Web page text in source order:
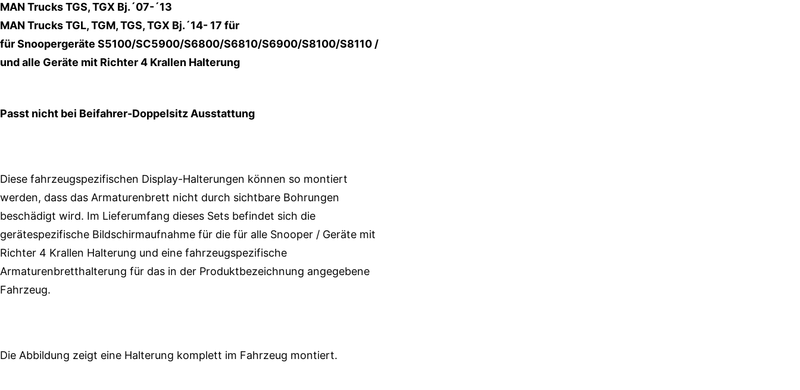
MAN Trucks TGS, TGX Bj.´07-´13
MAN Trucks TGL, TGM, TGS, TGX Bj.´14- 17 für
fürSnoopergeräte S5100/SC5900/S6800/S6810/S6900/S8100/S8110 /
und alle Geräte mit Richter 4 Krallen Halterung
Passt nicht bei Beifahrer-Doppelsitz Ausstattung
Diese fahrzeugspezifischen Display-Halterungen können so montiert
werden, dass das Armaturenbrett nicht durch sichtbare Bohrungen
beschädigt wird. Im Lieferumfang dieses Sets befindet sich die
gerätespezifische Bildschirmaufnahme für die für alle Snooper / Geräte mit
Richter 4 Krallen Halterung und eine fahrzeugspezifische
Armaturenbretthalterung für das in der Produktbezeichnung angegebene
Fahrzeug.
Die Abbildung zeigt eine Halterung komplett im Fahrzeug montiert.